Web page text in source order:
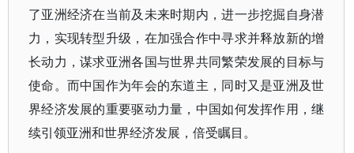
了亚洲经济在当前及未来时期内，进一步挖掘自身潜
力，实现转型升级，在加强合作中寻求并释放新的增
长动力，谋求亚洲各国与世界共同繁荣发展的目标与
使命。而中国作为年会的东道主，同时又是亚洲及世
界经济发展的重要驱动力量，中国如何发挥作用，继
续引领亚洲和世界经济发展，倍受瞩目。